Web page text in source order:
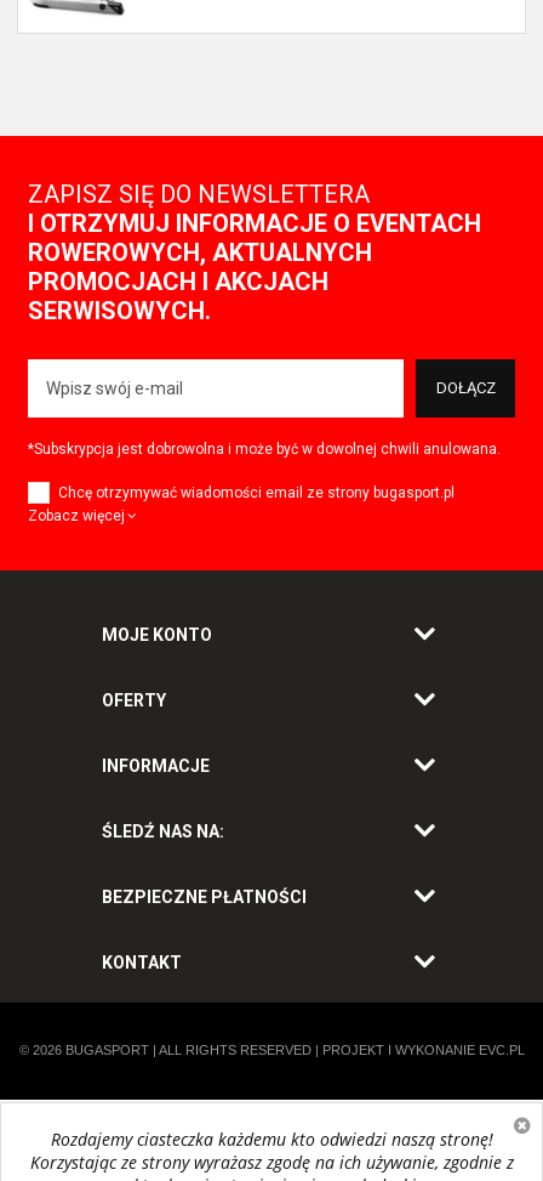
ZAPISZ SIĘ DO NEWSLETTERA
I OTRZYMUJ INFORMACJE O EVENTACH
ROWEROWYCH, AKTUALNYCH
PROMOCJACH I AKCJACH
SERWISOWYCH.
DOŁĄCZ
*Subskrypcja jest dobrowolna i może być w dowolnej chwili anulowana.
Chcę otrzymywać wiadomości email ze strony bugasport.pl
Zobacz więcej
MOJE KONTO
OFERTY
INFORMACJE
ŚLEDŹ NAS NA:
BEZPIECZNE PŁATNOŚCI
KONTAKT
© 2026 BUGASPORT| ALL RIGHTS RESERVED | PROJEKT I WYKONANIE EVC.PL
Rozdajemy ciasteczka każdemu kto odwiedzi naszą stronę!
Korzystając ze strony wyrażasz zgodę na ich używanie, zgodnie z
Opcje dostawy
Odstąpienie od umowy i zwrot